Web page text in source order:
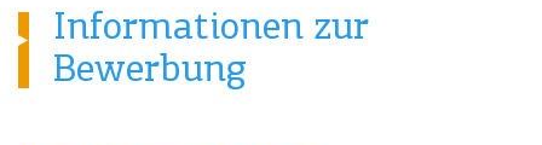
Informationen zur
Bewerbung